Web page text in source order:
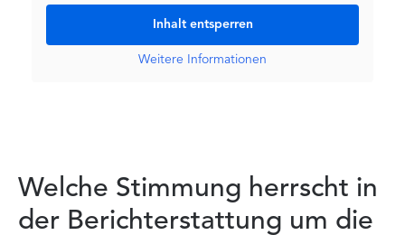
Inhalt entsperren
Weitere Informationen
Welche Stimmung herrscht in
der Berichterstattung um die